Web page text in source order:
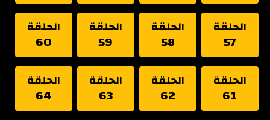
الحلقة
57
الحلقة
58
الحلقة
59
الحلقة
60
الحلقة
61
الحلقة
62
الحلقة
63
الحلقة
64